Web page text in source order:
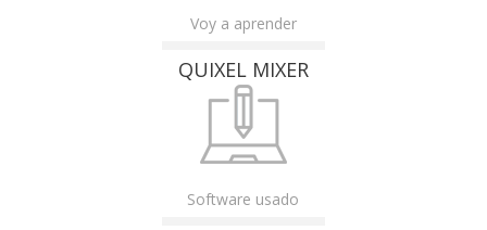
Voy a aprender
QUIXEL MIXER
Software usado